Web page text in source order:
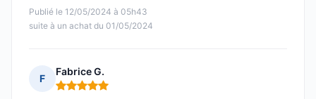
Publié le 12/05/2024 à 05h43
suite à un achat du 01/05/2024
F
Fabrice G.
Note : 5 sur 5